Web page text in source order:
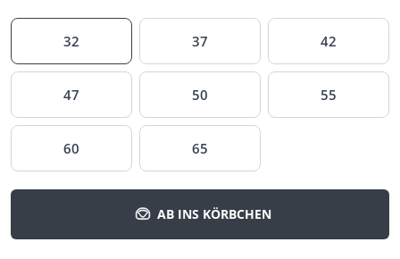
32 37 42
47 50 55
60 65
AB INS KÖRBCHEN